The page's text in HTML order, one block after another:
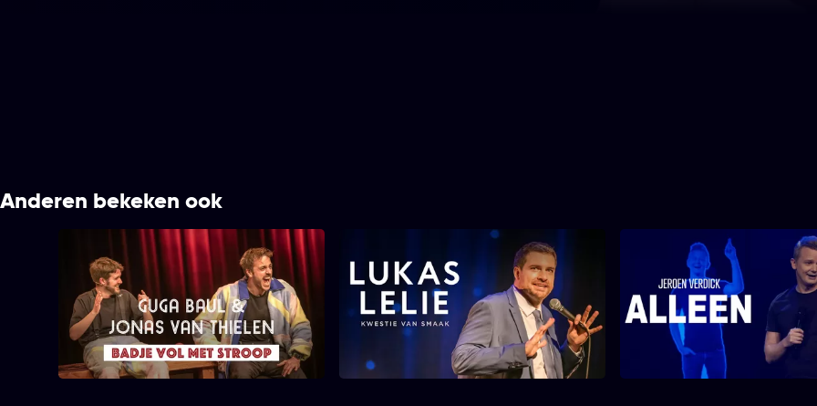
Anderen bekeken ook
Guga Baúl & Jonas Van
Thielen - Badje Vol met Stroop
XXL
Lukas Lelie - Kwestie van
Smaak
Jeroen Verdick -